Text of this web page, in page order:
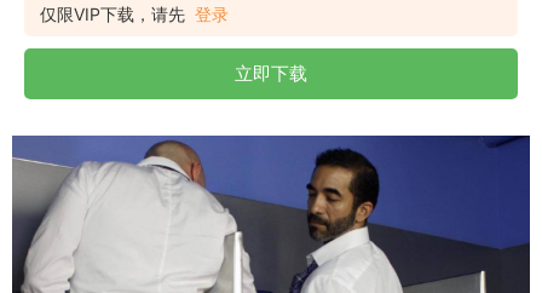
仅限VIP下载，请先 登录
立即下载